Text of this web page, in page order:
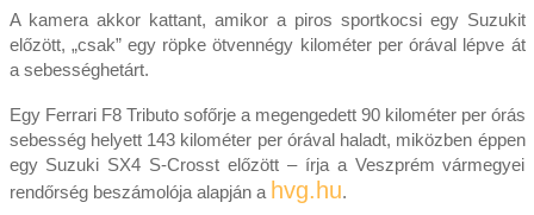
A kamera akkor kattant, amikor a piros sportkocsi egy Suzukit
előzött, „csak” egy röpke ötvennégy kilométer per órával lépve át
a sebességhetárt.
Egy Ferrari F8 Tributo sofőrje a megengedett 90 kilométer per órás
sebesség helyett 143 kilométer per órával haladt, miközben éppen
egy Suzuki SX4 S-Crosst előzött – írja a Veszprém vármegyei
rendőrség beszámolója alapján a hvg.hu.